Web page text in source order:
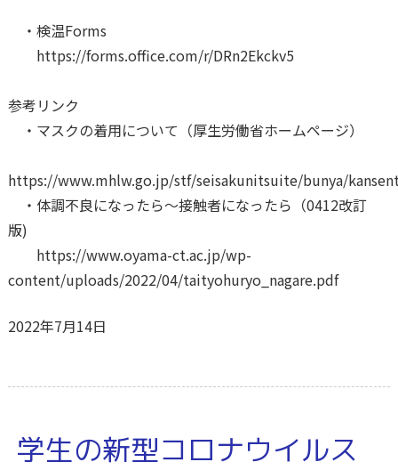
・検温Forms
https://forms.office.com/r/DRn2Ekckv5
参考リンク
・マスクの着用について（厚生労働省ホームページ）
https://www.mhlw.go.jp/stf/seisakunitsuite/bunya/
・体調不良になったら～接触者になったら（0412改訂
版)
https://www.oyama-ct.ac.jp/wp-
content/uploads/2022/04/taityohuryo_nagare.pdf
2022年7月14日
学生の新型コロナウイルス